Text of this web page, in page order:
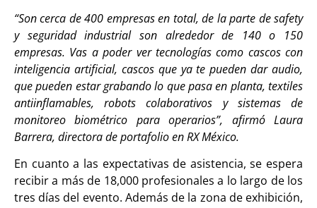
“Son cerca de 400 empresas en total, de la parte de safety
y seguridad industrial son alrededor de 140 o 150
empresas. Vas a poder ver tecnologías como cascos con
inteligencia artificial, cascos que ya te pueden dar audio,
que pueden estar grabando lo que pasa en planta, textiles
antiinflamables, robots colaborativos y sistemas de
monitoreo biométrico para operarios”, afirmó Laura
Barrera, directora de portafolio en RX México.
En cuanto a las expectativas de asistencia, se espera
recibir a más de 18,000 profesionales a lo largo de los
tres días del evento. Además de la zona de exhibición,